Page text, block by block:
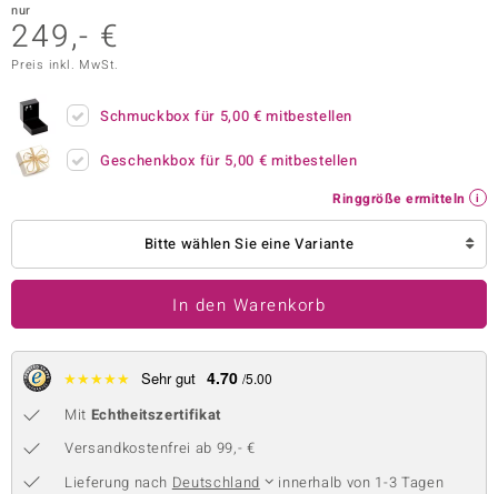
Collection
BY DE MELO
Collection
nur
249,- €
Preis inkl. MwSt.
Schmuckbox für 5,00 € mitbestellen
Geschenkbox für 5,00 € mitbestellen
Ringgröße ermitteln
Bitte wählen Sie eine Variante
In den Warenkorb
★★★★★ Sehr gut 4.70 /5.00
Mit Echtheitszertifikat
Versandkostenfrei ab 99,- €
Lieferung nach Deutschland
innerhalb von 1-3 Tagen